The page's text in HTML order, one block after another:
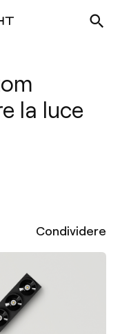
la luce
Condividere